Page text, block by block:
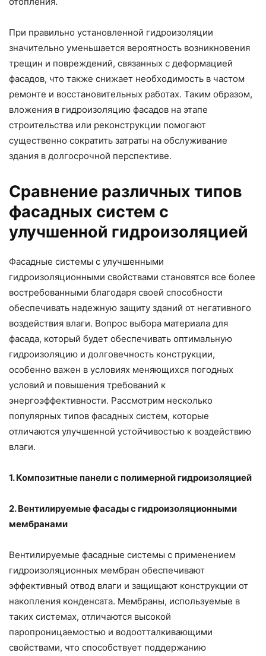
При правильно установленной гидроизоляции
значительно уменьшается вероятность возникновения
трещин и повреждений, связанных с деформацией
фасадов, что также снижает необходимость в частом
ремонте и восстановительных работах. Таким образом,
вложения в гидроизоляцию фасадов на этапе
строительства или реконструкции помогают
существенно сократить затраты на обслуживание
здания в долгосрочной перспективе.
Сравнение различных типов
фасадных систем с
улучшенной гидроизоляцией
Фасадные системы с улучшенными
гидроизоляционными свойствами становятся все более
востребованными благодаря своей способности
обеспечивать надежную защиту зданий от негативного
воздействия влаги. Вопрос выбора материала для
фасада, который будет обеспечивать оптимальную
гидроизоляцию и долговечность конструкции,
особенно важен в условиях меняющихся погодных
условий и повышения требований к
энергоэффективности. Рассмотрим несколько
популярных типов фасадных систем, которые
отличаются улучшенной устойчивостью к воздействию
влаги.
1. Композитные панели с полимерной гидроизоляцией
2. Вентилируемые фасады с гидроизоляционными
мембранами
Вентилируемые фасадные системы с применением
гидроизоляционных мембран обеспечивают
эффективный отвод влаги и защищают конструкции от
накопления конденсата. Мембраны, используемые в
таких системах, отличаются высокой
паропроницаемостью и водоотталкивающими
свойствами, что способствует поддержанию